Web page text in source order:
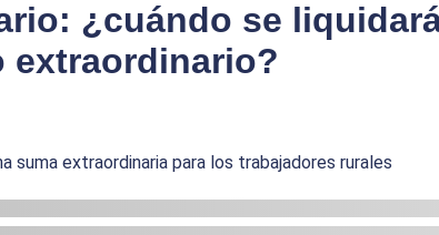
¿cuándo se
extraordinario?
suma extraordinaria para los trabajadores rurales